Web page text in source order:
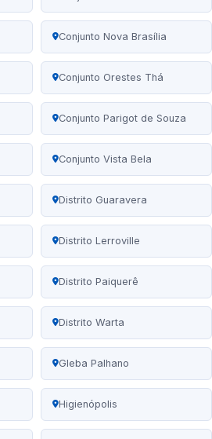
Conjunto Nova Brasília
Conjunto Orestes Thá
Conjunto Parigot de Souza
Conjunto Vista Bela
Distrito Guaravera
Distrito Lerroville
Distrito Paiquerê
Distrito Warta
Gleba Palhano
Higienópolis